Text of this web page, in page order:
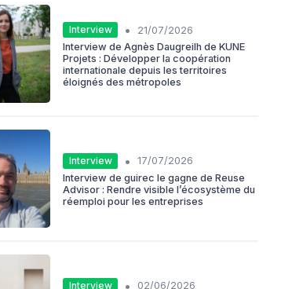
Interview •
21/07/2026
Interview de Agnès Daugreilh de KUNE
Projets : Développer la coopération
internationale depuis les territoires
éloignés des métropoles
Interview •
17/07/2026
Interview de guirec le gagne de Reuse
Advisor : Rendre visible l’écosystème du
réemploi pour les entreprises
Interview •
02/06/2026